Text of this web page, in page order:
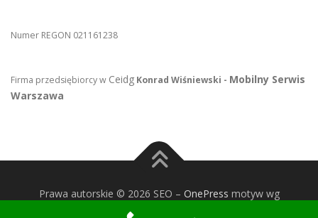
Numer REGON 021161238
Firma przedsiębiorcy w Ceidg Konrad Wiśniewski - Mobilny Serwis
Warszawa
Prawa autorskie © 2026 SEO – OnePress motyw wg
FameThemes